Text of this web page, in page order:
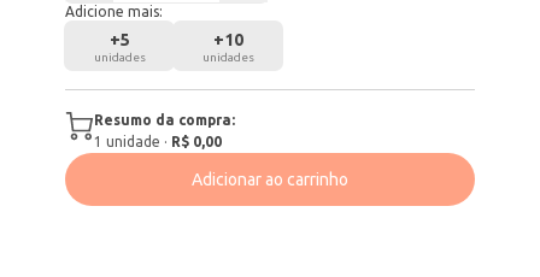
Adicione mais:
+5
unidades
+10
unidades
Resumo da compra:
1 unidade · R$ 0,00
Adicionar ao carrinho